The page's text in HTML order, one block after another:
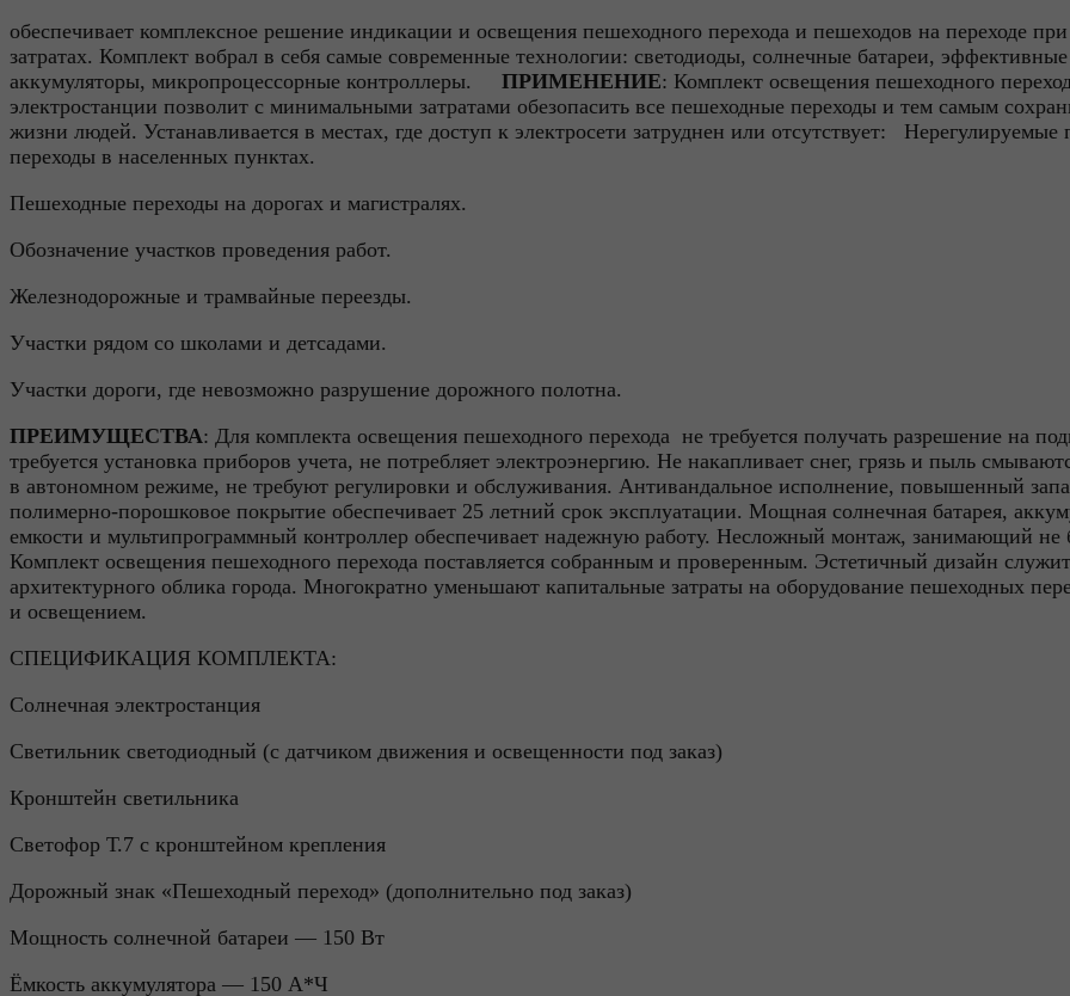
обеспечивает комплексное решение индикации и освещения пешеходного перехода и пешеходов на переходе
затратах. Комплект вобрал в себя самые современные технологии: светодиоды, солнечные батареи,
аккумуляторы, микропроцессорные контроллеры. ПРИМЕНЕНИЕ: Комплект освещения пешеходного
электростанции позволит с минимальными затратами обезопасить все пешеходные переходы и тем самым
жизни людей. Устанавливается в местах, где доступ к электросети затруднен или отсутствует:
переходы в населенных пунктах.
Пешеходные переходы на дорогах и магистралях.
Обозначение участков проведения работ.
Железнодорожные и трамвайные переезды.
Участки рядом со школами и детсадами.
Участки дороги, где невозможно разрушение дорожного полотна.
ПРЕИМУЩЕСТВА: Для комплекта освещения пешеходного перехода не требуется получать разрешение на
требуется установка приборов учета, не потребляет электроэнергию. Не накапливает снег, грязь и пыль
в автономном режиме, не требуют регулировки и обслуживания. Антивандальное исполнение, повышенный
полимерно-порошковое покрытие обеспечивает 25 летний срок эксплуатации. Мощная солнечная батарея,
емкости и мультипрограммный контроллер обеспечивает надежную работу. Несложный монтаж, занимающий не
Комплект освещения пешеходного перехода поставляется собранным и проверенным. Эстетичный дизайн
архитектурного облика города. Многократно уменьшают капитальные затраты на оборудование пешеходных
и освещением.
СПЕЦИФИКАЦИЯ КОМПЛЕКТА:
Солнечная электростанция
Светильник светодиодный (с датчиком движения и освещенности под заказ)
Кронштейн светильника
Светофор Т.7 с кронштейном крепления
Дорожный знак «Пешеходный переход» (дополнительно под заказ)​
Мощность солнечной батареи — 150 Вт
Ёмкость аккумулятора — 150 А*Ч